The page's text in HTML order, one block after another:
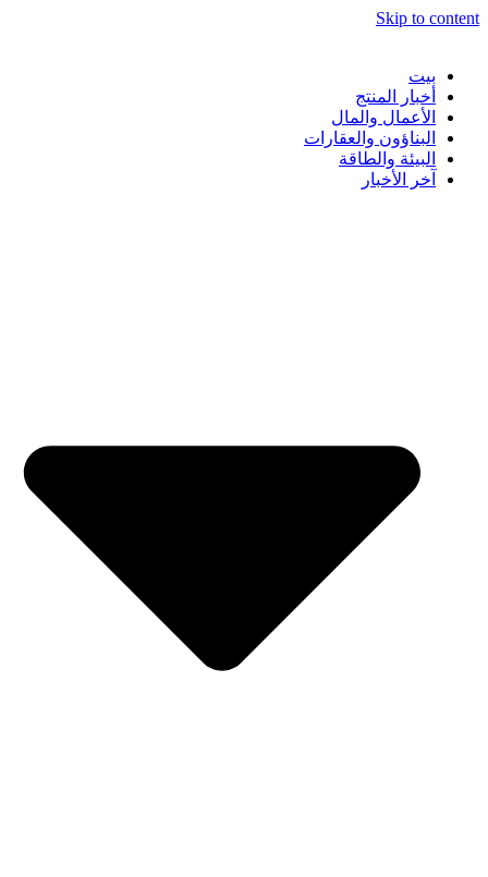
Skip to content
بيت
أخبار المنتج
الأعمال والمال
البناؤون والعقارات
البيئة والطاقة
آخر الأخبار